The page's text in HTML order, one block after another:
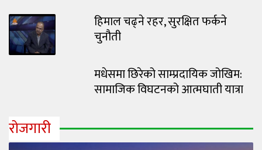
हिमाल चढ्ने रहर, सुरक्षित फर्कने
चुनौती
मधेसमा छिरेको साम्प्रदायिक जोखिम:
सामाजिक विघटनको आत्मघाती यात्रा
रोजगारी